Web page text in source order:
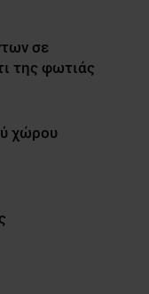
σε
της φωτιάς
χώρου